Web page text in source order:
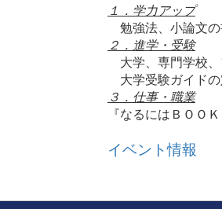
１．学力アップ
勉強法、小論文の
２．進学・受験
大学、専門学校、
大学受験ガイドの
３．仕事・職業
『なるにはＢＯＯ
イベント情報